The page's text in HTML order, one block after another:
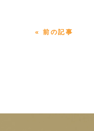
« 前の記事